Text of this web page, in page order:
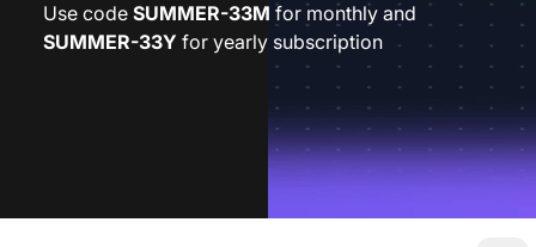
Use code SUMMER-33M for monthly and
SUMMER-33Y for yearly subscription